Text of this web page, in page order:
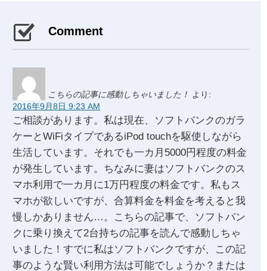
Comment
こちらの記事に感動しちゃいました！ より:
2016年9月8日 9:23 AM
ご相談があります。私は現在、ソフトバンクのガラ
ケーとWiFiタイプであるiPod touchを駆使しながら
生活しています。それでも一カ月5000円程度の料金
が発生しています。ちなみに妻はソフトバンクのス
マホ利用で一カ月に1万円程度の料金です。私もス
マホが欲しいですが、合算料金を料金を考えると我
慢しかありません…。こちらの記事で、ソフトバン
クに乗り換えて2台持ちの記事を読んで感動しちゃ
いました！すでに私はソフトバンクですが、この記
事のような賢い利用方法は可能でしょうか？または